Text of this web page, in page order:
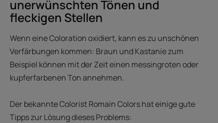
unerwünschten Tönen und
fleckigen Stellen
Wenn eine Coloration oxidiert, kann es zu unschönen
Verfärbungen kommen: Braun und Kastanie zum
Beispiel können mit der Zeit einen messingroten oder
kupferfarbenen Ton annehmen.
Der bekannte Colorist Romain Colors hat einige gute
Tipps zur Lösung dieses Problems: